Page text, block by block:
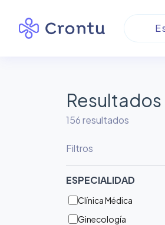
156resultados
Filtros
ESPECIALIDAD
Clínica Médica
Ginecología